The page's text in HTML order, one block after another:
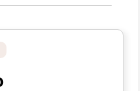
:
électronique